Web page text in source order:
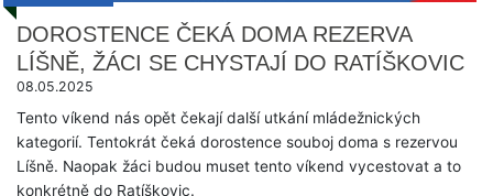
DOROSTENCE ČEKÁ DOMA REZERVA
LÍŠNĚ, ŽÁCI SE CHYSTAJÍ DO RATÍŠKOVIC
08.05.2025
Tento víkend nás opět čekají další utkání mládežnických
kategorií. Tentokrát čeká dorostence souboj doma s rezervou
Líšně. Naopak žáci budou muset tento víkend vycestovat a to
konkrétně do Ratíškovic.